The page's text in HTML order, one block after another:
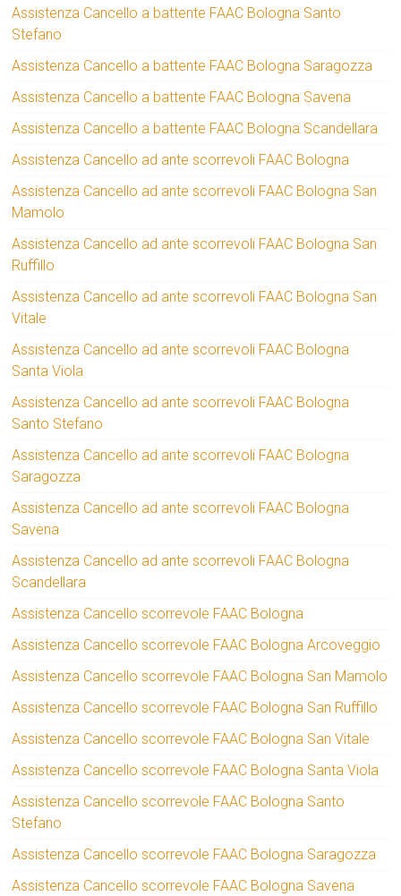
Assistenza Cancello a battente FAAC Bologna Santo
Stefano
Assistenza Cancello a battente FAAC Bologna Saragozza
Assistenza Cancello a battente FAAC Bologna Savena
Assistenza Cancello a battente FAAC Bologna Scandellara
Assistenza Cancello ad ante scorrevoli FAAC Bologna
Assistenza Cancello ad ante scorrevoli FAAC Bologna San
Mamolo
Assistenza Cancello ad ante scorrevoli FAAC Bologna San
Ruffillo
Assistenza Cancello ad ante scorrevoli FAAC Bologna San
Vitale
Assistenza Cancello ad ante scorrevoli FAAC Bologna
Santa Viola
Assistenza Cancello ad ante scorrevoli FAAC Bologna
Santo Stefano
Assistenza Cancello ad ante scorrevoli FAAC Bologna
Saragozza
Assistenza Cancello ad ante scorrevoli FAAC Bologna
Savena
Assistenza Cancello ad ante scorrevoli FAAC Bologna
Scandellara
Assistenza Cancello scorrevole FAAC Bologna
Assistenza Cancello scorrevole FAAC Bologna Arcoveggio
Assistenza Cancello scorrevole FAAC Bologna San Mamolo
Assistenza Cancello scorrevole FAAC Bologna San Ruffillo
Assistenza Cancello scorrevole FAAC Bologna San Vitale
Assistenza Cancello scorrevole FAAC Bologna Santa Viola
Assistenza Cancello scorrevole FAAC Bologna Santo
Stefano
Assistenza Cancello scorrevole FAAC Bologna Saragozza
Assistenza Cancello scorrevole FAAC Bologna Savena